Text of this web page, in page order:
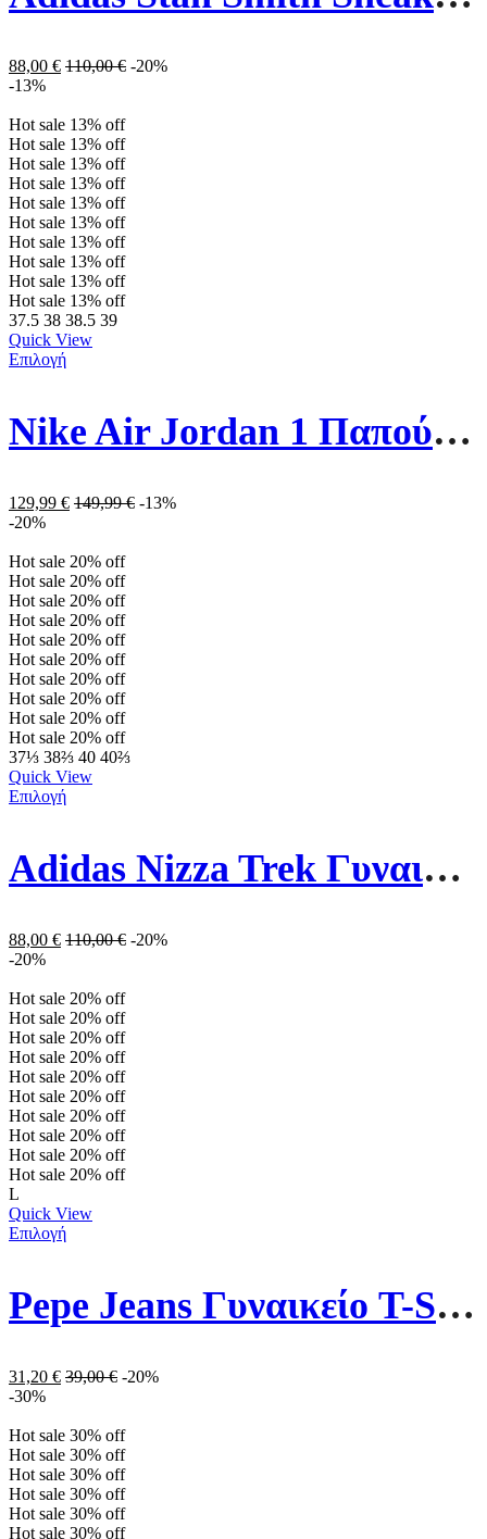
88,00 € 110,00€ -20%
-13%
Hot sale 13% off
Hot sale 13% off
Hot sale 13% off
Hot sale 13% off
Hot sale 13% off
Hot sale 13% off
Hot sale 13% off
Hot sale 13% off
Hot sale 13% off
Hot sale 13% off
37.5 38 38.5 39
Quick View
Επιλογή
Nike Air Jordan 1 Παπούτσια Μπάσκετ 553560-066 Μαύρα/Κόκκινα
129,99 € 149,99€ -13%
-20%
Hot sale 20% off
Hot sale 20% off
Hot sale 20% off
Hot sale 20% off
Hot sale 20% off
Hot sale 20% off
Hot sale 20% off
Hot sale 20% off
Hot sale 20% off
Hot sale 20% off
37⅓ 38⅔ 40 40⅔
Quick View
Επιλογή
Adidas Nizza Trek Γυναικεία GZ8857 Core Black / Cloud White / Gum
88,00 € 110,00€ -20%
-20%
Hot sale 20% off
Hot sale 20% off
Hot sale 20% off
Hot sale 20% off
Hot sale 20% off
Hot sale 20% off
Hot sale 20% off
Hot sale 20% off
Hot sale 20% off
Hot sale 20% off
L
Quick View
Επιλογή
Pepe Jeans Γυναικείο T-Shirt PL505339-800 Λευκό
31,20 € 39,00€ -20%
-30%
Hot sale 30% off
Hot sale 30% off
Hot sale 30% off
Hot sale 30% off
Hot sale 30% off
Hot sale 30% off